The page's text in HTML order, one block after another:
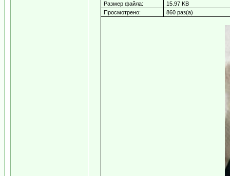
Размер файла:
15.97 KB
Просмотрено:
860 раз(а)